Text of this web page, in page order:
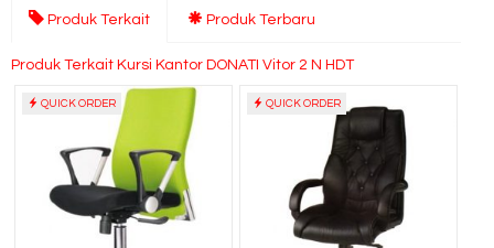
Produk Terkait Produk Terbaru
Produk Terkait Kursi Kantor DONATI Vitor 2 N HDT
QUICK ORDER QUICK ORDER